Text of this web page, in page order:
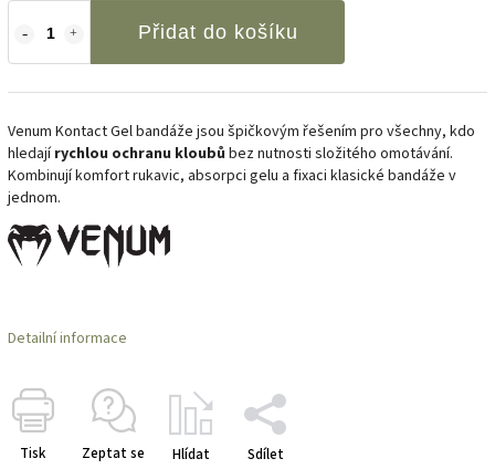
Přidat do košíku
Venum Kontact Gel bandáže jsou špičkovým řešením pro všechny, kdo
hledajírychlou ochranu kloubů bez nutnosti složitého omotávání.
Kombinují komfort rukavic, absorpci gelu a fixaci klasické bandáže v
jednom.
Detailní informace
Tisk Zeptat se Hlídat Sdílet